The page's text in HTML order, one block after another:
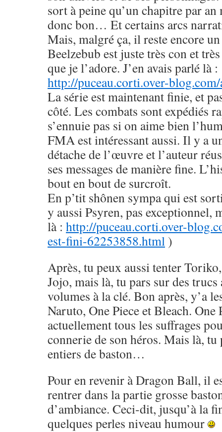
sort à peine qu’un chapitre par
donc bon… Et certains arcs
Mais, malgré ça, il reste encore
Beelzebub est juste très con et
que je l’adore. J’en avais parlé là :
http://puceau.corti.over-
La série est maintenant finie, et
côté. Les combats sont expédiés
s’ennuie pas si on aime bien
FMA est intéressant aussi. Il y a
détache de l’œuvre et l’auteur
ses messages de manière fine.
bout en bout de surcroît.
En p’tit shônen sympa qui est
y aussi Psyren, pas exceptionnel,
là : http://puceau.corti.over-
est-fini-62253858.html )
Après, tu peux aussi tenter
Jojo, mais là, tu pars sur des trucs
volumes à la clé. Bon après, y’a
Naruto, One Piece et Bleach. One
actuellement tous les suffrages
connerie de son héros. Mais là,
entiers de baston…
Pour en revenir à Dragon Ball, il
rentrer dans la partie grosse
d’ambiance. Ceci-dit, jusqu’à la
quelques perles niveau humour